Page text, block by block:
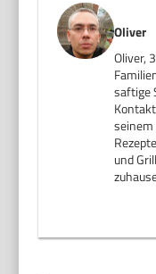
Oliver
Oliver,
saftige
und